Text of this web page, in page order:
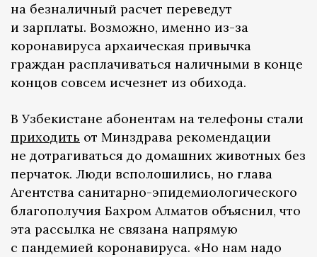
на безналичный расчет переведут
и зарплаты. Возможно, именно из-за
коронавируса архаическая привычка
граждан расплачиваться наличными в конце
концов совсем исчезнет из обихода.
В Узбекистане абонентам на телефоны стали
приходить от Минздрава рекомендации
не дотрагиваться до домашних животных без
перчаток. Люди всполошились, но глава
Агентства санитарно-эпидемиологического
благополучия Бахром Алматов объяснил, что
эта рассылка не связана напрямую
с пандемией коронавируса. «Но нам надо